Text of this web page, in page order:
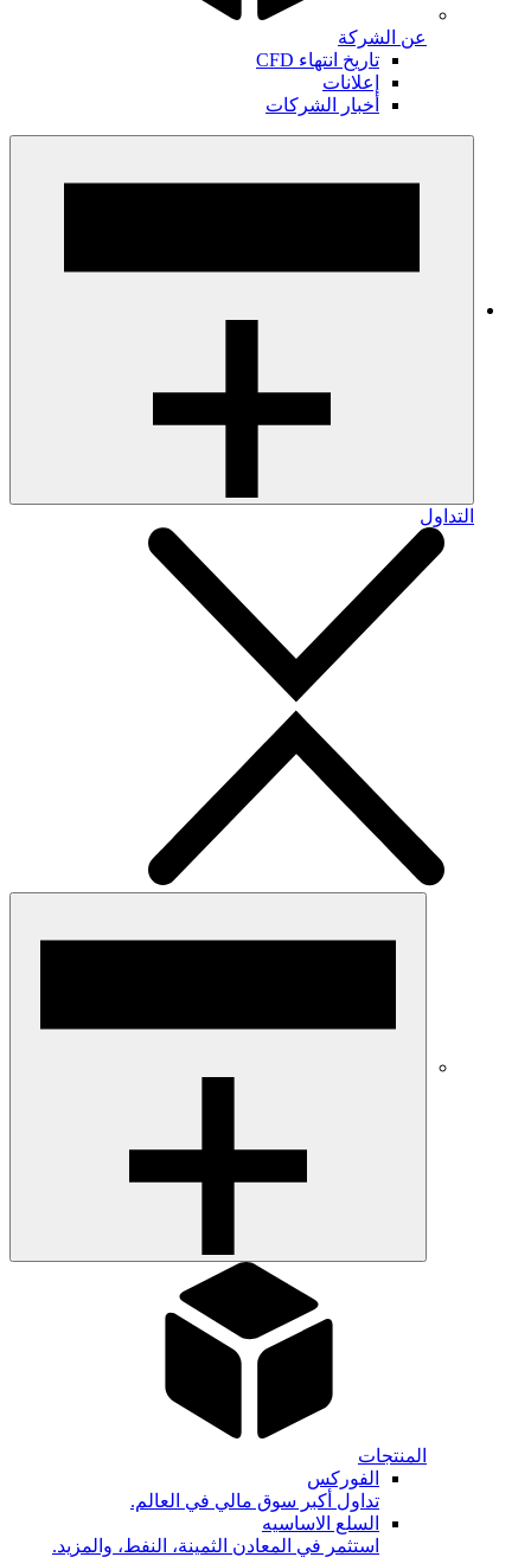
عن الشركة
تاريخ انتهاء CFD
إعلانات
أخبار الشركات
التداول
المنتجات
الفوركس
تداول أكبر سوق مالي في العالم.
السلع الاساسيه
استثمر في المعادن الثمينة، النفط، والمزيد.